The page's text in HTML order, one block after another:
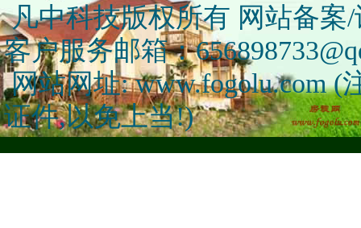
凡中科技版权所有 网站备案/
客户服务邮箱：
网站网址: www.fogolu.com (
证件,以免上当!)